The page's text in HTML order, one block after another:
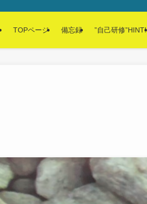
TOPページ 備忘録 ”自己研修”HINT!